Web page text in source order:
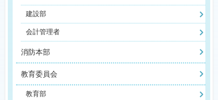
建設部
会計管理者
消防本部
教育委員会
教育部